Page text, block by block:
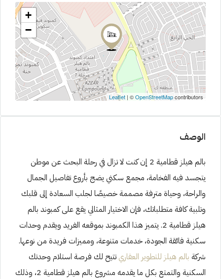
+
−
Leaflet | ©OpenStreetMapcontributors
الوصف
بالم هيلز قطامية 2 إن كنت لا تزال في رحلة البحث عن موطن
يتجسد فيه الفخامة، مجمع سكني يضج بأروع تفاصيل الجمال
والراحة، وحياة مترفة مصممة خصيصًا لجلب السعادة إلى قلبك
وتلبية كافة متطلباتك، فإن الاختيار المثالي يقع على كمبوند بالم
هيلز قطامية 2. يتميز هذا الكمبوند بموقعه الفريد ويقدم وحدات
سكنية فائقة الجودة، خدمات متنوعة، ومميزات فريدة من نوعها.
شركة بالم هيلز للتطوير العقاري تتيح لك فرصة استلام وحدتك
السكنية والتمتع بكل ما يقدمه مشروع بالم هيلز قطامية 2، وذلك